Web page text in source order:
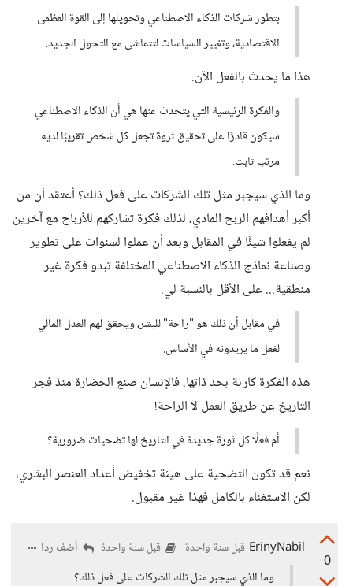
بتطور شركات الذكاء الاصطناعي وتحويلها إلى القوة العظمى
الاقتصادية، وتغيير السياسات لتتماشى مع التحول الجديد.
هذا ما يحدث بالفعل الآن.
والفكرة الرئيسية التي يتحدث عنها هي أن الذكاء الاصطناعي
سيكون قادرًا على تحقيق ثروة تجعل كل شخص تقريبًا لديه
مرتب ثابت.
وما الذي سيجبر مثل تلك الشركات على فعل ذلك؟ أعتقد أن من
أكبر أهدافهم الربح المادي، لذلك فكرة تشاركهم للأرباح مع آخرين
لم يفعلوا شيئًا في المقابل وبعد أن عملوا لسنوات على تطوير
وصناعة نماذج الذكاء الاصطناعي المختلفة تبدو فكرة غير
منطقية... على الأقل بالنسبة لي.
في مقابل أن ذلك هو "راحة" للبشر، ويحقق لهم العدل المالي
لفعل ما يريدونه في الأساس.
هذه الفكرة كارثة بحد ذاتها، فالإنسان صنع الحضارة منذ فجر
التاريخ عن طريق العمل لا الراحة!
أم فعلًا كل ثورة جديدة في التاريخ لها تضحيات ضرورية؟
نعم قد تكون التضحية على هيئة تخفيض أعداد العنصر البشري،
لكن الاستغناء بالكامل فهذا غير مقبول.
0
ErinyNabil قبل سنة واحدة قبل سنة واحدة
أضف ردا
وما الذي سيجبر مثل تلك الشركات على فعل ذلك؟